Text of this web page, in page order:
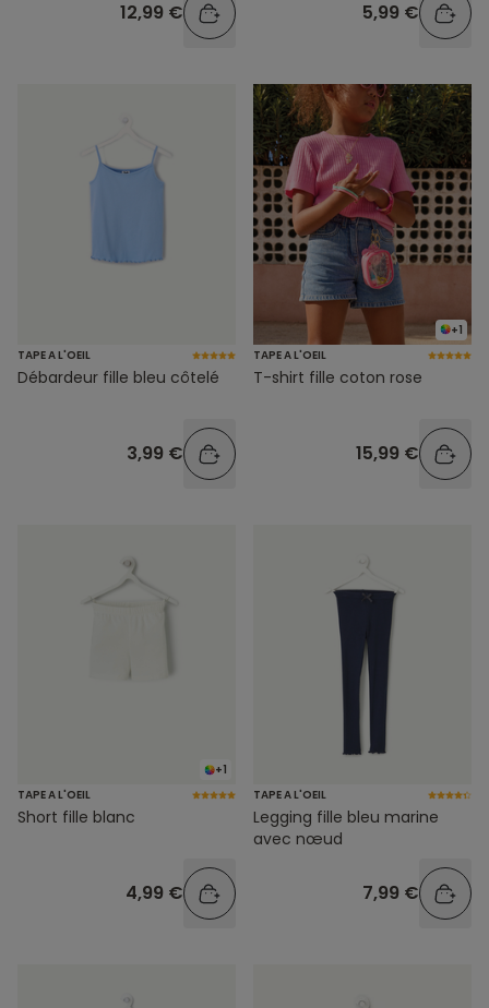
12,99 € 5,99 €
TAPE A L'OEIL
Débardeur fille bleu côtelé
3,99 €
+1
TAPE A L'OEIL
T-shirt fille coton rose
15,99 €
+1
TAPE A L'OEIL
Short fille blanc
4,99 €
TAPE A L'OEIL
Legging fille bleu marine
avec nœud
7,99 €